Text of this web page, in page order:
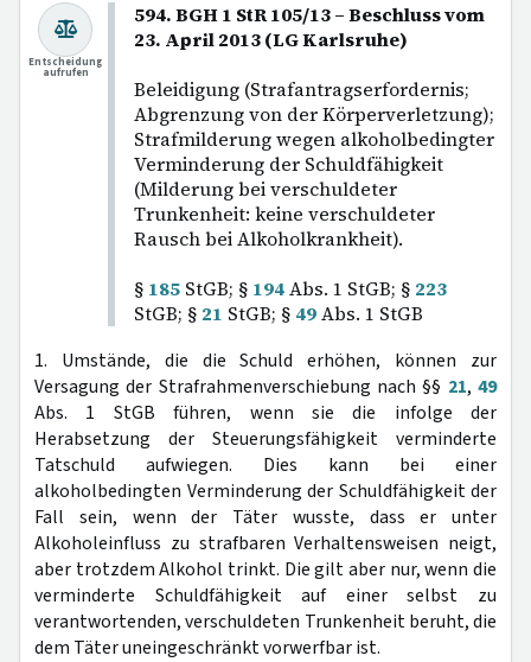
594. BGH 1 StR 105/13 – Beschluss vom
23. April 2013 (LG Karlsruhe)
Beleidigung (Strafantragserfordernis;
Abgrenzung von der Körperverletzung);
Strafmilderung wegen alkoholbedingter
Verminderung der Schuldfähigkeit
(Milderung bei verschuldeter
Trunkenheit: keine verschuldeter
Rausch bei Alkoholkrankheit).
§ 185 StGB; § 194Abs. 1 StGB; § 223
StGB; § 21 StGB; § 49Abs. 1 StGB
Entscheidung
aufrufen
1. Umstände, die die Schuld erhöhen, können zur
Versagung der Strafrahmenverschiebung nach §§ 21,49
Abs. 1 StGB führen, wenn sie die infolge der
Herabsetzung der Steuerungsfähigkeit verminderte
Tatschuld aufwiegen. Dies kann bei einer
alkoholbedingten Verminderung der Schuldfähigkeit der
Fall sein, wenn der Täter wusste, dass er unter
Alkoholeinfluss zu strafbaren Verhaltensweisen neigt,
aber trotzdem Alkohol trinkt. Die gilt aber nur, wenn die
verminderte Schuldfähigkeit auf einer selbst zu
verantwortenden, verschuldeten Trunkenheit beruht, die
dem Täter uneingeschränkt vorwerfbar ist.